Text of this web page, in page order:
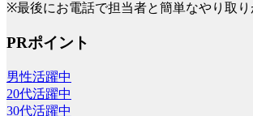
※最後にお電話で担当者と簡単なやり取り
PRポイント
男性活躍中
20代活躍中
30代活躍中